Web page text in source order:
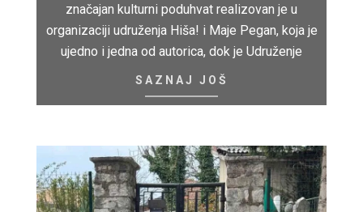
značajan kulturni poduhvat realizovan je u
organizaciji udruženja Hiša! i Maje Pegan, koja je
ujedno i jedna od autorica, dok je Udruženje
SAZNAJ JOŠ